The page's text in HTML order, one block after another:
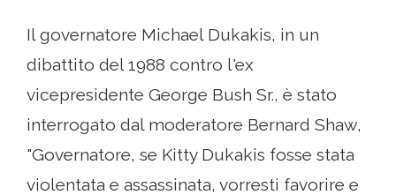
Il governatore Michael Dukakis, in un
dibattito del 1988 contro l'ex
vicepresidente George Bush Sr., è stato
interrogato dal moderatore Bernard Shaw,
"Governatore, se Kitty Dukakis fosse stata
violentata e assassinata, vorresti favorire e